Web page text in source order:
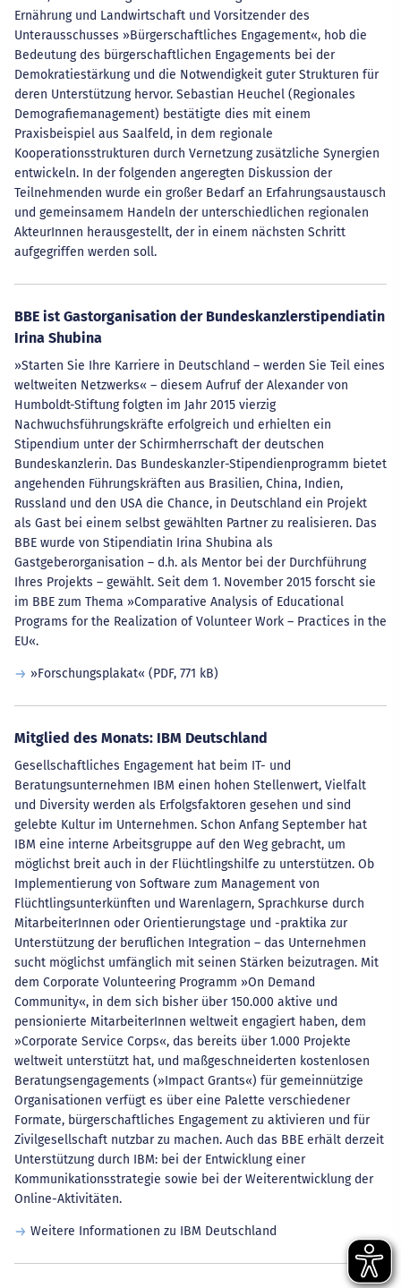
Ernährung und Landwirtschaft und Vorsitzender des
Unterausschusses »Bürgerschaftliches Engagement«, hob die
Bedeutung des bürgerschaftlichen Engagements bei der
Demokratiestärkung und die Notwendigkeit guter Strukturen für
deren Unterstützung hervor. Sebastian Heuchel (Regionales
Demografiemanagement) bestätigte dies mit einem
Praxisbeispiel aus Saalfeld, in dem regionale
Kooperationsstrukturen durch Vernetzung zusätzliche Synergien
entwickeln. In der folgenden angeregten Diskussion der
Teilnehmenden wurde ein großer Bedarf an Erfahrungsaustausch
und gemeinsamem Handeln der unterschiedlichen regionalen
AkteurInnen herausgestellt, der in einem nächsten Schritt
aufgegriffen werden soll.
BBE ist Gastorganisation der Bundeskanzlerstipendiatin
Irina Shubina
»Starten Sie Ihre Karriere in Deutschland – werden Sie Teil eines
weltweiten Netzwerks« – diesem Aufruf der Alexander von
Humboldt-Stiftung folgten im Jahr 2015 vierzig
Nachwuchsführungskräfte erfolgreich und erhielten ein
Stipendium unter der Schirmherrschaft der deutschen
Bundeskanzlerin. Das Bundeskanzler-Stipendienprogramm bietet
angehenden Führungskräften aus Brasilien, China, Indien,
Russland und den USA die Chance, in Deutschland ein Projekt
als Gast bei einem selbst gewählten Partner zu realisieren. Das
BBE wurde von Stipendiatin Irina Shubina als
Gastgeberorganisation – d.h. als Mentor bei der Durchführung
Ihres Projekts – gewählt. Seit dem 1. November 2015 forscht sie
im BBE zum Thema »Comparative Analysis of Educational
Programs for the Realization of Volunteer Work – Practices in the
EU«.
»Forschungsplakat« (PDF, 771 kB)
Mitglied des Monats: IBM Deutschland
Gesellschaftliches Engagement hat beim IT- und
Beratungsunternehmen IBM einen hohen Stellenwert, Vielfalt
und Diversity werden als Erfolgsfaktoren gesehen und sind
gelebte Kultur im Unternehmen. Schon Anfang September hat
IBM eine interne Arbeitsgruppe auf den Weg gebracht, um
möglichst breit auch in der Flüchtlingshilfe zu unterstützen. Ob
Implementierung von Software zum Management von
Flüchtlingsunterkünften und Warenlagern, Sprachkurse durch
MitarbeiterInnen oder Orientierungstage und -praktika zur
Unterstützung der beruflichen Integration – das Unternehmen
sucht möglichst umfänglich mit seinen Stärken beizutragen. Mit
dem Corporate Volunteering Programm »On Demand
Community«, in dem sich bisher über 150.000 aktive und
pensionierte MitarbeiterInnen weltweit engagiert haben, dem
»Corporate Service Corps«, das bereits über 1.000 Projekte
weltweit unterstützt hat, und maßgeschneiderten kostenlosen
Beratungsengagements (»Impact Grants«) für gemeinnützige
Organisationen verfügt es über eine Palette verschiedener
Formate, bürgerschaftliches Engagement zu aktivieren und für
Zivilgesellschaft nutzbar zu machen. Auch das BBE erhält derzeit
Unterstützung durch IBM: bei der Entwicklung einer
Kommunikationsstrategie sowie bei der Weiterentwicklung der
Online-Aktivitäten.
Weitere Informationen zu IBM Deutschland